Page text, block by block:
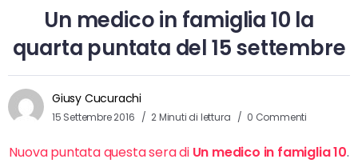
Un medico in famiglia 10 la
quarta puntata del 15 settembre
Giusy Cucurachi
15 Settembre 2016 2 Minuti di lettura 0 Commenti
Nuova puntata questa sera di Un medico in famiglia 10.